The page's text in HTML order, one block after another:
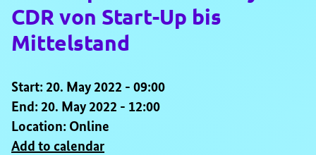
CDR von Start-Up bis
Mittelstand
Start: 20. May 2022 - 09:00
End: 20. May 2022 - 12:00
Location: Online
Add to calendar